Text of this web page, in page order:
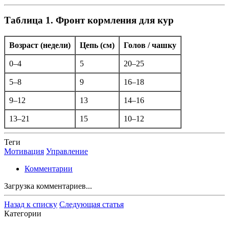
Таблица 1. Фронт кормления для кур
Возраст (недели) Цепь (см) Голов / чашку
0–4 5 20–25
5–8 9 16–18
9–12 13 14–16
13–21 15 10–12
Теги
Мотивация Управление
Комментарии
Загрузка комментариев...
Назад к списку Следующая статья
Категории